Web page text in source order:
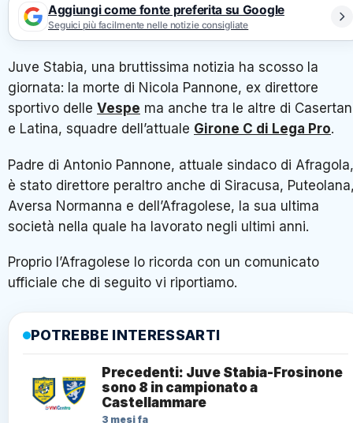
Aggiungi come fonte preferita su Google
Seguici più facilmente nelle notizie consigliate
Juve Stabia, una bruttissima notizia ha scosso la
giornata: la morte di Nicola Pannone, ex direttore
sportivo delle Vespe ma anche tra le altre di
e Latina, squadre dell’attuale Girone C di Lega Pro.
Padre di Antonio Pannone, attuale sindaco di Afragola,
è stato direttore peraltro anche di Siracusa,
Aversa Normanna e dell’Afragolese, la sua ultima
società nella quale ha lavorato negli ultimi anni.
Proprio l’Afragolese lo ricorda con un comunicato
ufficiale che di seguito vi riportiamo.
POTREBBE INTERESSARTI
Precedenti: Juve Stabia-Frosinone
sono 8 in campionato a
Castellammare
3 mesi fa